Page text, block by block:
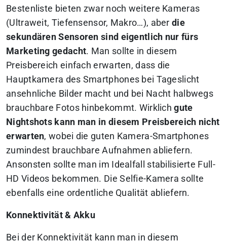
Bestenliste bieten zwar noch weitere Kameras
(Ultraweit, Tiefensensor, Makro…), aber die
sekundären Sensoren sind eigentlich nur fürs
Marketing gedacht. Man sollte in diesem
Preisbereich einfach erwarten, dass die
Hauptkamera des Smartphones bei Tageslicht
ansehnliche Bilder macht und bei Nacht halbwegs
brauchbare Fotos hinbekommt. Wirklichgute
Nightshots kann man in diesem Preisbereich nicht
erwarten, wobei die guten Kamera-Smartphones
zumindest brauchbare Aufnahmen abliefern.
Ansonsten sollte man im Idealfall stabilisierte Full-
HD Videos bekommen. Die Selfie-Kamera sollte
ebenfalls eine ordentliche Qualität abliefern.
Konnektivität & Akku
Bei der Konnektivität kann man in diesem